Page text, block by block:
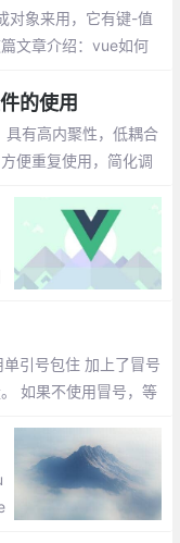
对象来用，它有键-值
文章介绍：vue如何
的使用
有高内聚性，低耦合
便重复使用，简化调
引号包住 加上了冒号
如果不使用冒号，等